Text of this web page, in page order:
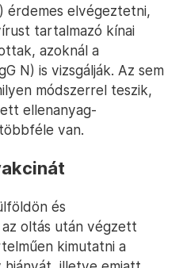
érdemes elvégeztetni,
tartalmazó kínai
azoknál a
N) is vizsgálják. Az sem
módszerrel teszik,
ellenanyag-
van.
és
oltás után végzett
kimutatni a